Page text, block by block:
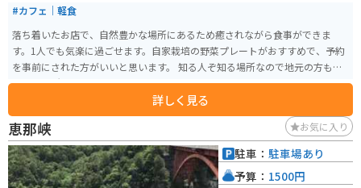
#カフェ｜軽食
落ち着いたお店で、自然豊かな場所にあるため癒されながら食事ができま
す。1人でも気楽に過ごせます。自家栽培の野菜プレートがおすすめで、予約
を事前にされた方がいいと思います。 知る人ぞ知る場所なので地元の方も来
ている場所です。
詳しく見る
恵那峡 お気に入り
駐車： 駐車場あり
予算： 1500円